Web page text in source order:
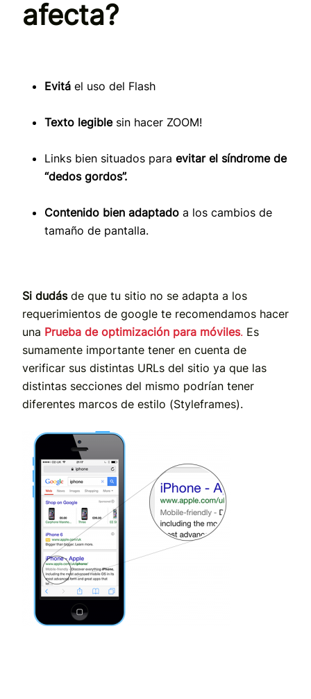
afecta?
Evitá el uso del Flash
Texto legiblesin hacer ZOOM!
Links bien situados para evitar el síndrome de
“dedos gordos”.
Contenido bien adaptado a los cambios de
tamaño de pantalla.
Si dudásde que tu sitio no se adapta a los
requerimientos de google te recomendamos hacer
una Prueba de optimización para móviles. Es
sumamente importante tener en cuenta de
verificar sus distintas URLs del sitio ya que las
distintas secciones del mismo podrían tener
diferentes marcos de estilo (Styleframes).